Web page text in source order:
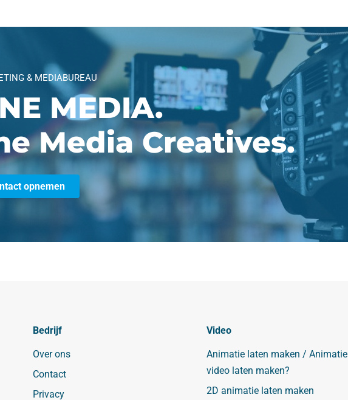
& MEDIABUREAU
MEDIA.
Media Creatives.
opnemen
Bedrijf
Over ons
Contact
Privacy
Video
Animatie laten maken / Animatie
video laten maken?
2D animatie laten maken